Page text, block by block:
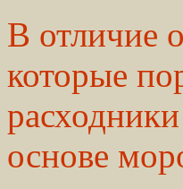
В отличие
которые
основе